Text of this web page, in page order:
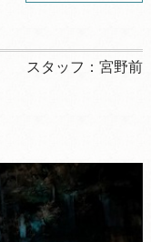
スタッフ：宮野前